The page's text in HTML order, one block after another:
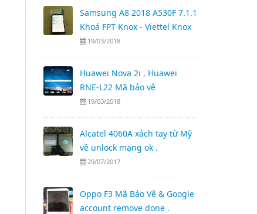
Samsung A8 2018 A530F 7.1.1
Khoá FPT Knox - Viettel Knox
19/03/2018
Huawei Nova 2i , Huawei
RNE-L22 Mã bảo vệ
19/03/2018
Alcatel 4060A xách tay từ Mỹ
về unlock mạng ok .
29/07/2017
Oppo F3 Mã Bảo Vệ & Google
account remove done .